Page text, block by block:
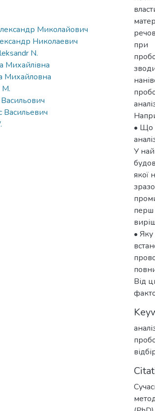
Миколайович
Николаевич
N.
Михайлівна
Михайловна
при
• Що
У
якої
перш
•
Від